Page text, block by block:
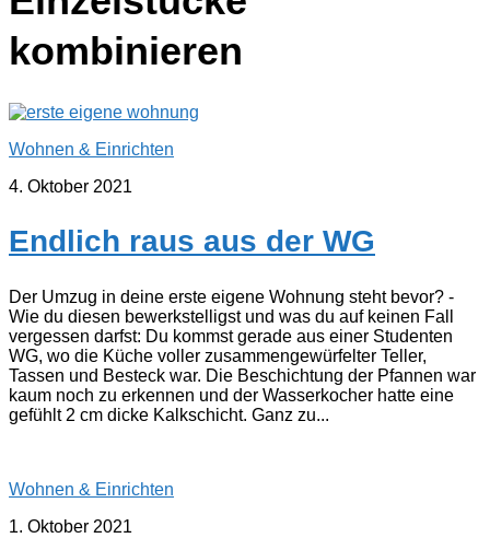
kombinieren
Wohnen & Einrichten
4. Oktober 2021
Endlich raus aus der WG
Der Umzug in deine erste eigene Wohnung steht bevor? -
Wie du diesen bewerkstelligst und was du auf keinen Fall
vergessen darfst: Du kommst gerade aus einer Studenten
WG, wo die Küche voller zusammengewürfelter Teller,
Tassen und Besteck war. Die Beschichtung der Pfannen war
kaum noch zu erkennen und der Wasserkocher hatte eine
gefühlt 2 cm dicke Kalkschicht. Ganz zu...
Wohnen & Einrichten
1. Oktober 2021